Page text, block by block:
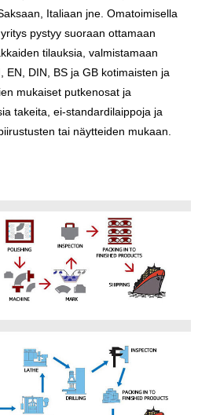
Italiaan jne. Omatoimisella
pystyy suoraan ottamaan
tilauksia, valmistamaan
EN, DIN, BS ja GB kotimaisten ja
mukaiset putkenosat ja
​​takeita, ei-standardilaippoja ja
tai näytteiden mukaan.